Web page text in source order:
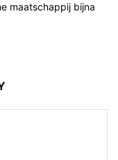
maatschappij bijna